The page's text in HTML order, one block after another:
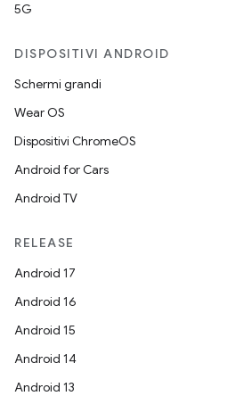
5G
DISPOSITIVI ANDROID
Schermi grandi
Wear OS
Dispositivi ChromeOS
Android for Cars
Android TV
RELEASE
Android 17
Android 16
Android 15
Android 14
Android 13